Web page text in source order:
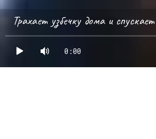
0:00
Трахает узбечку дома и